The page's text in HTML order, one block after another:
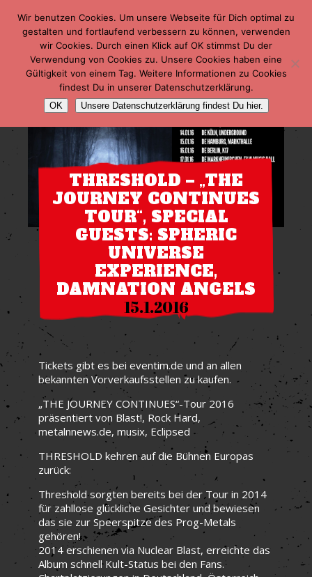
THRESHOLD – „THE
JOURNEY CONTINUES
TOUR“, SPECIAL
GUESTS: SPHERIC
UNIVERSE
EXPERIENCE,
DAMNATION ANGELS
15.1.2016
Tickets gibt es bei eventim.de und an allen
bekannten Vorverkaufsstellen zu kaufen.
„THE JOURNEY CONTINUES“-Tour 2016
präsentiert von Blast!, Rock Hard,
metalnnews.de, musix, Eclipsed
THRESHOLD kehren auf die Bühnen Europas
zurück:
Threshold sorgten bereits bei der Tour in 2014
für zahllose glückliche Gesichter und bewiesen
das sie zur Speerspitze des Prog-Metals
gehören!
2014 erschienen via Nuclear Blast, erreichte das
Album schnell Kult-Status bei den Fans.
Wir benutzen Cookies. Um unsere Webseite für Dich optimal zu
gestalten und fortlaufend verbessern zu können, verwenden
wir Cookies. Durch einen Klick auf OK stimmst Du der
Verwendung von Cookies zu. Unsere Cookies haben eine
Gültigkeit von einem Tag. Weitere Informationen zu Cookies
findest Du in unserer Datenschutzerklärung.
OK Unsere Datenschutzerklärung findest Du hier.